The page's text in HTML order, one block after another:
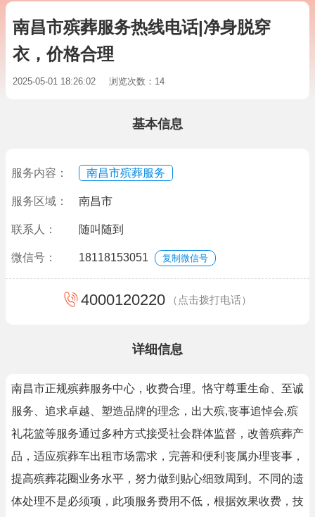
南昌市殡葬服务热线电话|净身脱穿
衣，价格合理
2025-05-01 18:26:02 浏览次数：14
基本信息
服务内容： 南昌市殡葬服务
服务区域： 南昌市
联系人： 随叫随到
微信号： 18118153051 复制微信号
4000120220 （点击拨打电话）
详细信息
南昌市正规殡葬服务中心，收费合理。恪守尊重生命、至诚
服务、追求卓越、塑造品牌的理念，出大殡,丧事追悼会,殡
礼花篮等服务通过多种方式接受社会群体监督，改善殡葬产
品，适应殡葬车出租市场需求，完善和便利丧属办理丧事，
提高殡葬花圈业务水平，努力做到贴心细致周到。不同的遗
体处理不是必须项，此项服务费用不低，根据效果收费，技